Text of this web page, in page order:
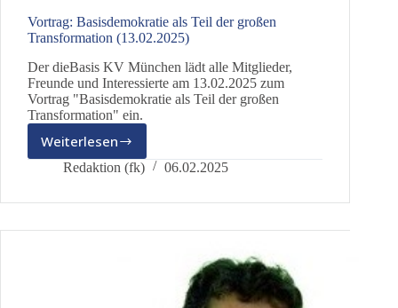
Vortrag: Basisdemokratie als Teil der großen
Transformation (13.02.2025)
Der dieBasis KV München lädt alle Mitglieder,
Freunde und Interessierte am 13.02.2025 zum
Vortrag "Basisdemokratie als Teil der großen
Transformation" ein.
Weiterlesen
Vortrag:
Basisdemokratie
Teil
Redaktion (fk) 06.02.2025